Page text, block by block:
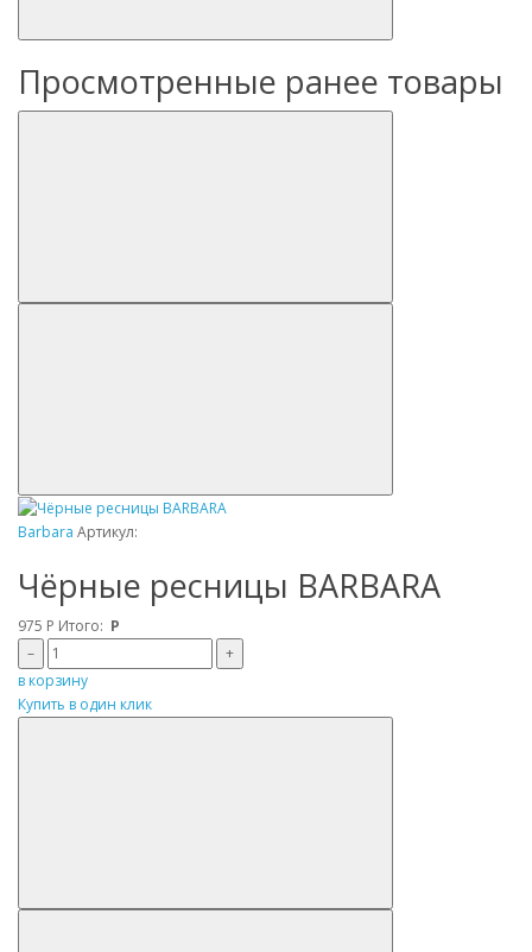
Просмотренные ранее товары
Barbara Артикул:
Чёрные ресницы BARBARA
975 Р Итого: Р
–
+
в корзину
Купить в один клик